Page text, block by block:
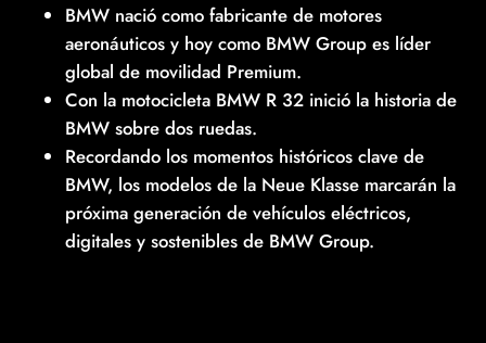
BMW nació como fabricante de motores
aeronáuticos y hoy como BMW Group es líder
global de movilidad Premium.
Con la motocicleta BMW R 32 inició la historia de
BMW sobre dos ruedas.
Recordando los momentos históricos clave de
BMW, los modelos de la Neue Klasse marcarán la
próxima generación de vehículos eléctricos,
digitales y sostenibles de BMW Group.